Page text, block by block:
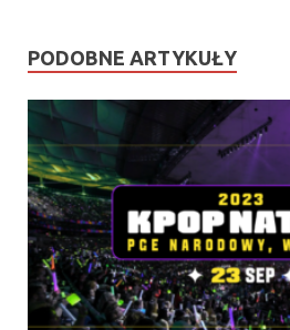
PODOBNE ARTYKUŁY